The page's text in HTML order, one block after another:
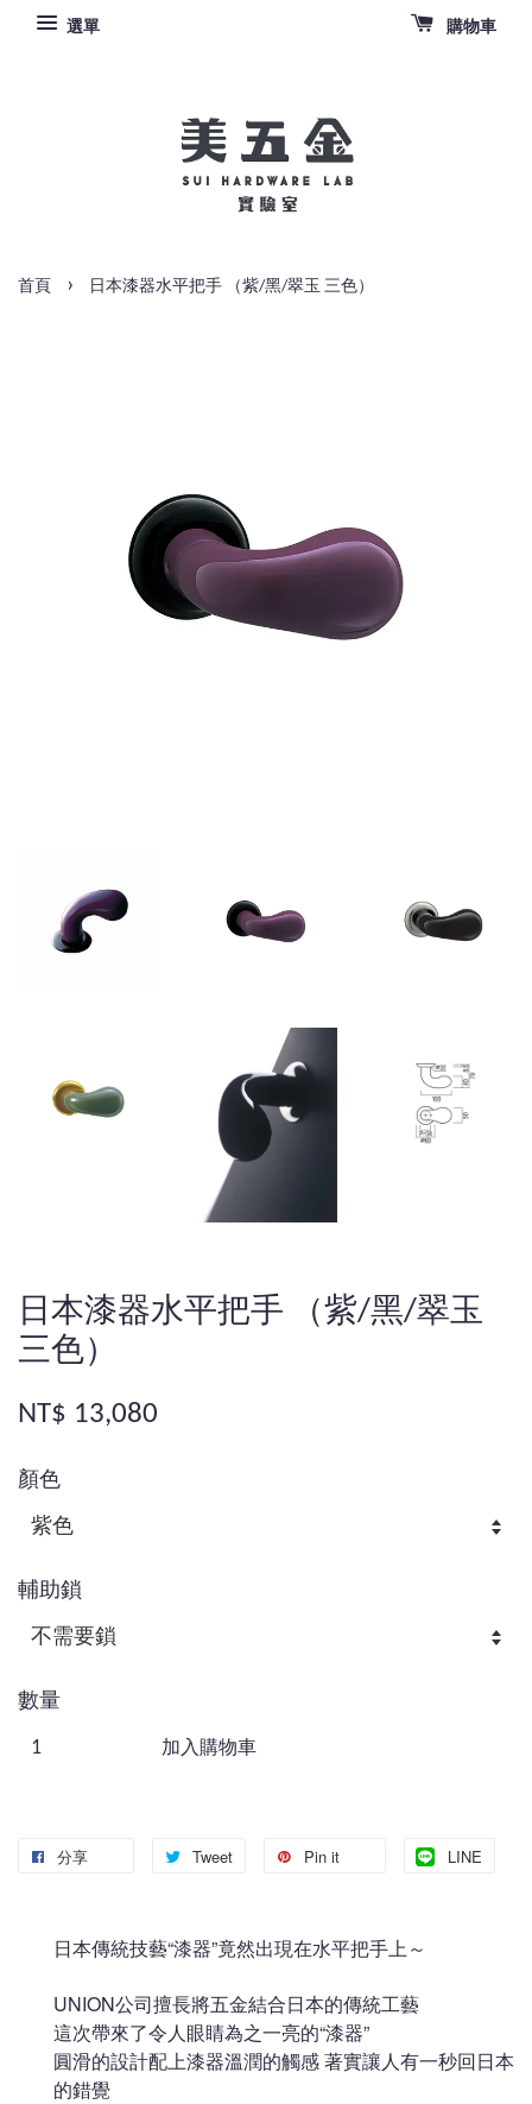
選單 購物車
首頁 › 日本漆器水平把手 （紫/黑/翠玉 三色）
日本漆器水平把手 （紫/黑/翠玉
三色）
NT$ 13,080
顏色
輔助鎖
數量
加入購物車
分享 Tweet Pin it LINE
日本傳統技藝“漆器”竟然出現在水平把手上～
UNION公司擅長將五金結合日本的傳統工藝
這次帶來了令人眼睛為之一亮的“漆器”
圓滑的設計配上漆器溫潤的觸感 著實讓人有一秒回日本
的錯覺